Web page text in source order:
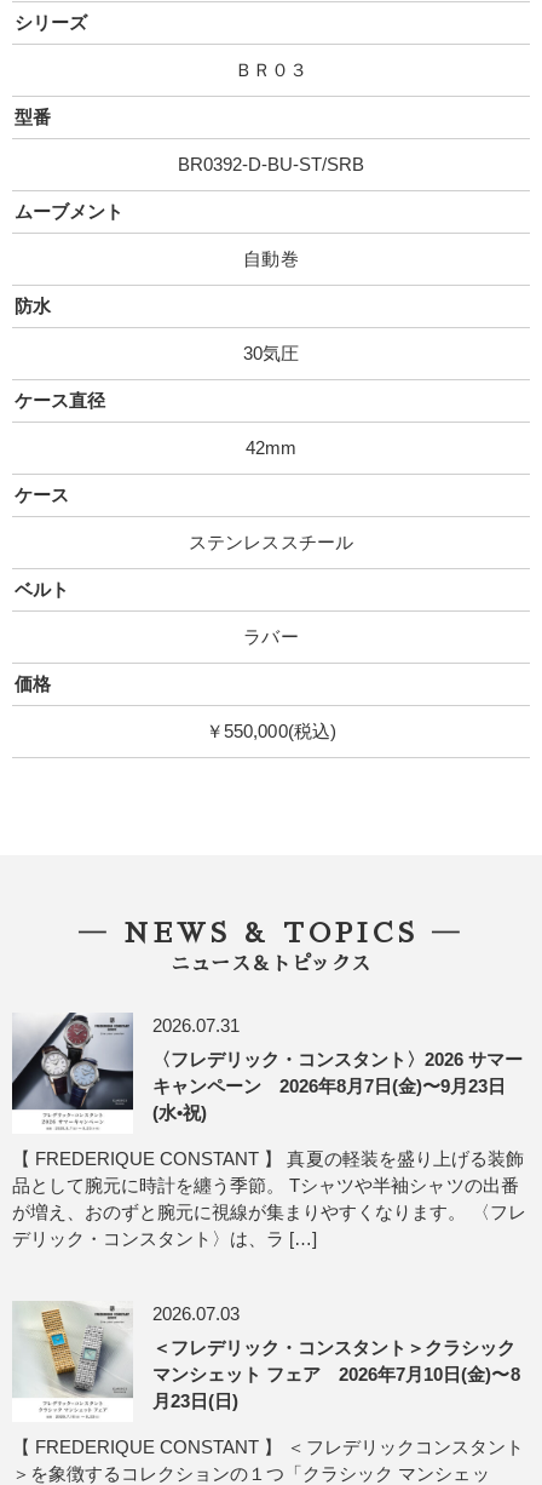
シリーズ
ＢＲ０３
型番
BR0392-D-BU-ST/SRB
ムーブメント
自動巻
防水
30気圧
ケース直径
42mm
ケース
ステンレススチール
ベルト
ラバー
価格
￥550,000(税込)
― NEWS & TOPICS ―
ニュース＆トピックス
2026.07.31
〈フレデリック・コンスタント〉2026 サマー
キャンペーン 2026年8月7日(金)〜9月23日
(水•祝)
【 FREDERIQUE CONSTANT 】 真夏の軽装を盛り上げる装飾
品として腕元に時計を纏う季節。 Tシャツや半袖シャツの出番
が増え、おのずと腕元に視線が集まりやすくなります。 〈フレ
デリック・コンスタント〉は、ラ […]
2026.07.03
＜フレデリック・コンスタント＞クラシック
マンシェット フェア 2026年7月10日(金)〜8
月23日(日)
【 FREDERIQUE CONSTANT 】 ＜フレデリックコンスタント
＞を象徴するコレクションの１つ「クラシック マンシェッ